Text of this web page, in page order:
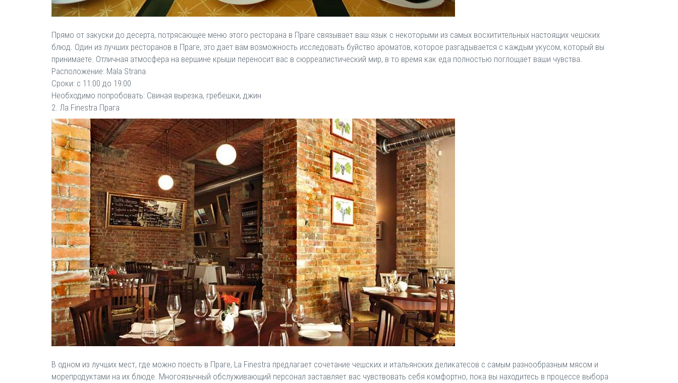
Прямо от закуски до десерта, потрясающее меню этого ресторана в Праге связывает ваш язык с некоторыми из самых восхитительных настоящих чешских
блюд. Один из лучших ресторанов в Праге, это дает вам возможность исследовать буйство ароматов, которое разгадывается с каждым укусом, который вы
принимаете. Отличная атмосфера на вершине крыши переносит вас в сюрреалистический мир, в то время как еда полностью поглощает ваши чувства.
Расположение: Mala Strana
Сроки: с 11:00 до 19:00
Необходимо попробовать: Свиная вырезка, гребешки, джин
2. Ла Finestra Прага
В одном из лучших мест, где можно поесть в Праге, La Finestra предлагает сочетание чешских и итальянских деликатесов с самым разнообразным мясом и
морепродуктами на их блюде. Многоязычный обслуживающий персонал заставляет вас чувствовать себя комфортно, пока вы находитесь в процессе выбора